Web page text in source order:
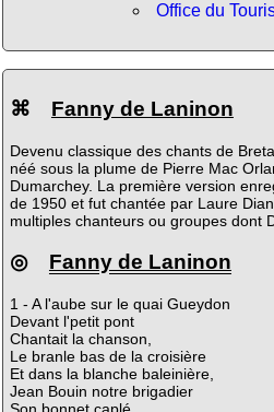
Office du
⌘ Fanny de Laninon
Devenu classique des chants de
néé sous la plume de Pierre Mac
Dumarchey. La première version
de 1950 et fut chantée par Laure
multiples chanteurs ou groupes dont
◎ Fanny de Laninon
1 - A l'aube sur le quai Gueydon
Devant l'petit pont
Chantait la chanson,
Le branle bas de la croisière
Et dans la blanche baleinière,
Jean Bouin notre brigadier
Son bonnet caplé